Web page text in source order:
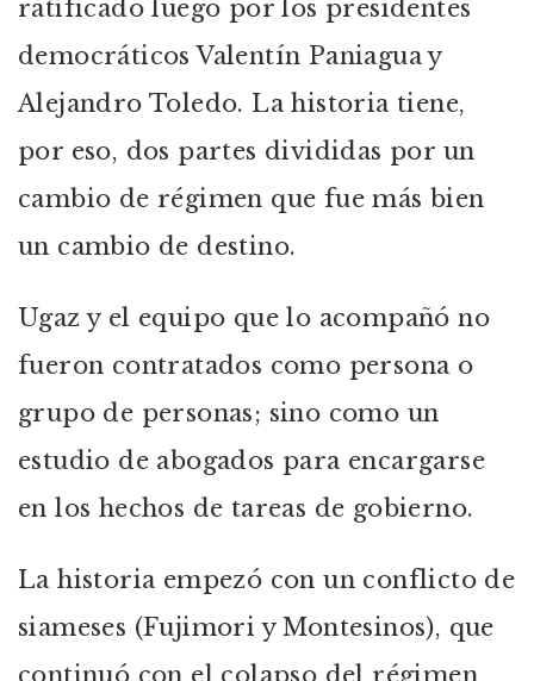
ratificado luego por los presidentes
democráticos Valentín Paniagua y
Alejandro Toledo. La historia tiene,
por eso, dos partes divididas por un
cambio de régimen que fue más bien
un cambio de destino.
Ugaz y el equipo que lo acompañó no
fueron contratados como persona o
grupo de personas; sino como un
estudio de abogados para encargarse
en los hechos de tareas de gobierno.
La historia empezó con un conflicto de
siameses (Fujimori y Montesinos), que
continuó con el colapso del régimen